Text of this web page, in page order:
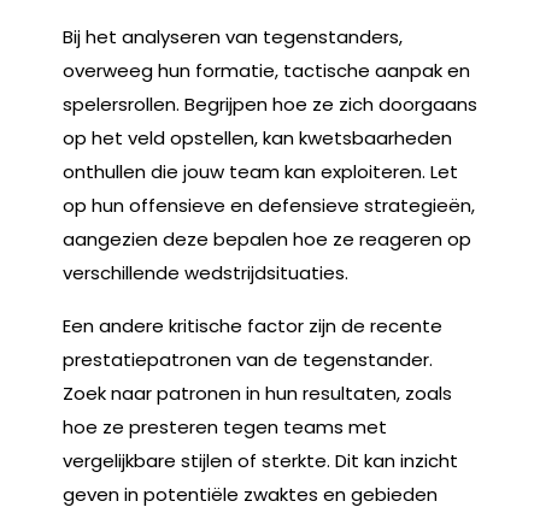
Bij het analyseren van tegenstanders,
overweeg hun formatie, tactische aanpak en
spelersrollen. Begrijpen hoe ze zich doorgaans
op het veld opstellen, kan kwetsbaarheden
onthullen die jouw team kan exploiteren. Let
op hun offensieve en defensieve strategieën,
aangezien deze bepalen hoe ze reageren op
verschillende wedstrijdsituaties.
Een andere kritische factor zijn de recente
prestatiepatronen van de tegenstander.
Zoek naar patronen in hun resultaten, zoals
hoe ze presteren tegen teams met
vergelijkbare stijlen of sterkte. Dit kan inzicht
geven in potentiële zwaktes en gebieden